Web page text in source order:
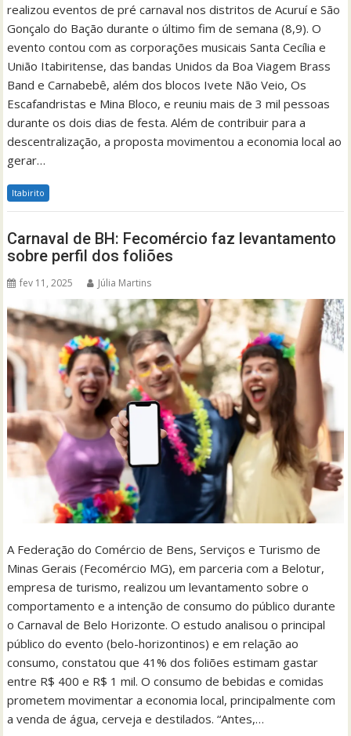
realizou eventos de pré carnaval nos distritos de Acuruí e São
Gonçalo do Bação durante o último fim de semana (8,9). O
evento contou com as corporações musicais Santa Cecília e
União Itabiritense, das bandas Unidos da Boa Viagem Brass
Band e Carnabebê, além dos blocos Ivete Não Veio, Os
Escafandristas e Mina Bloco, e reuniu mais de 3 mil pessoas
durante os dois dias de festa. Além de contribuir para a
descentralização, a proposta movimentou a economia local ao
gerar…
Itabirito
Carnaval de BH: Fecomércio faz levantamento
sobre perfil dos foliões
fev 11, 2025 Júlia Martins
A Federação do Comércio de Bens, Serviços e Turismo de
Minas Gerais (Fecomércio MG), em parceria com a Belotur,
empresa de turismo, realizou um levantamento sobre o
comportamento e a intenção de consumo do público durante
o Carnaval de Belo Horizonte. O estudo analisou o principal
público do evento (belo-horizontinos) e em relação ao
consumo, constatou que 41% dos foliões estimam gastar
entre R$ 400 e R$ 1 mil. O consumo de bebidas e comidas
prometem movimentar a economia local, principalmente com
a venda de água, cerveja e destilados. “Antes,…